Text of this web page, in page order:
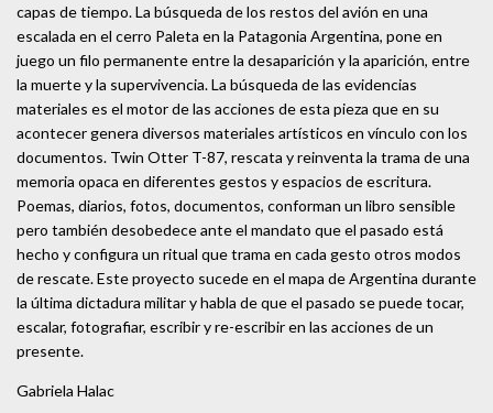
capas de tiempo. La búsqueda de los restos del avión en una
escalada en el cerro Paleta en la Patagonia Argentina, pone en
juego un filo permanente entre la desaparición y la aparición, entre
la muerte y la supervivencia. La búsqueda de las evidencias
materiales es el motor de las acciones de esta pieza que en su
acontecer genera diversos materiales artísticos en vínculo con los
documentos. Twin Otter T-87, rescata y reinventa la trama de una
memoria opaca en diferentes gestos y espacios de escritura.
Poemas, diarios, fotos, documentos, conforman un libro sensible
pero también desobedece ante el mandato que el pasado está
hecho y configura un ritual que trama en cada gesto otros modos
de rescate. Este proyecto sucede en el mapa de Argentina durante
la última dictadura militar y habla de que el pasado se puede tocar,
escalar, fotografiar, escribir y re-escribir en las acciones de un
presente.
Gabriela Halac